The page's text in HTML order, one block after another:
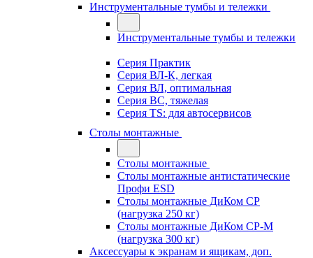
Инструментальные тумбы и тележки
Инструментальные тумбы и тележки
Серия Практик
Серия ВЛ-К, легкая
Серия ВЛ, оптимальная
Серия ВС, тяжелая
Серия TS: для автосервисов
Столы монтажные
Столы монтажные
Столы монтажные антистатические
Профи ESD
Столы монтажные ДиКом СР
(нагрузка 250 кг)
Столы монтажные ДиКом СР-М
(нагрузка 300 кг)
Аксессуары к экранам и ящикам, доп.